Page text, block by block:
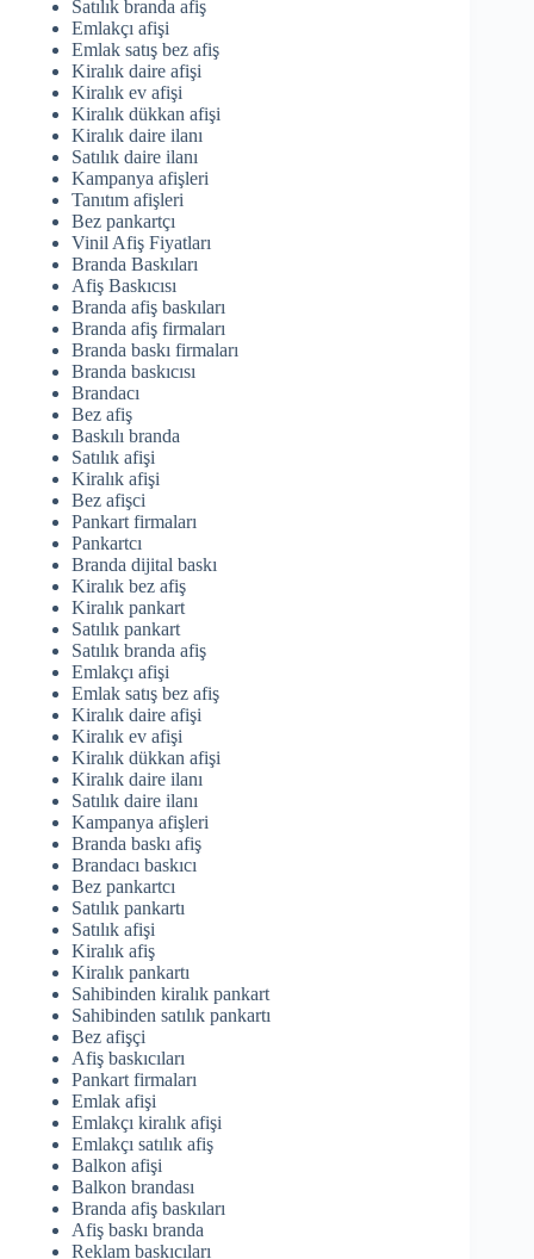
Satılık branda afiş
Emlakçı afişi
Emlak satış bez afiş
Kiralık daire afişi
Kiralık ev afişi
Kiralık dükkan afişi
Kiralık daire ilanı
Satılık daire ilanı
Kampanya afişleri
Tanıtım afişleri
Bez pankartçı
Vinil Afiş Fiyatları
Branda Baskıları
Afiş Baskıcısı
Branda afiş baskıları
Branda afiş firmaları
Branda baskı firmaları
Branda baskıcısı
Brandacı
Bez afiş
Baskılı branda
Satılık afişi
Kiralık afişi
Bez afişci
Pankart firmaları
Pankartcı
Branda dijital baskı
Kiralık bez afiş
Kiralık pankart
Satılık pankart
Satılık branda afiş
Emlakçı afişi
Emlak satış bez afiş
Kiralık daire afişi
Kiralık ev afişi
Kiralık dükkan afişi
Kiralık daire ilanı
Satılık daire ilanı
Kampanya afişleri
Branda baskı afiş
Brandacı baskıcı
Bez pankartcı
Satılık pankartı
Satılık afişi
Kiralık afiş
Kiralık pankartı
Sahibinden kiralık pankart
Sahibinden satılık pankartı
Bez afişçi
Afiş baskıcıları
Pankart firmaları
Emlak afişi
Emlakçı kiralık afişi
Emlakçı satılık afiş
Balkon afişi
Balkon brandası
Branda afiş baskıları
Afiş baskı branda
Reklam baskıcıları